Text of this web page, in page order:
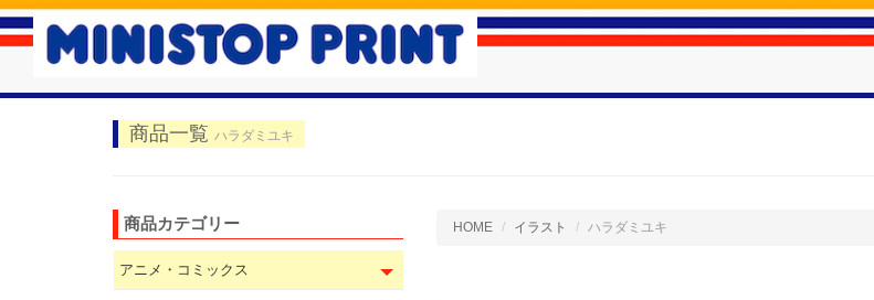
商品一覧 ハラダミユキ
HOME イラスト ハラダミユキ
商品カテゴリー
アニメ・コミックス